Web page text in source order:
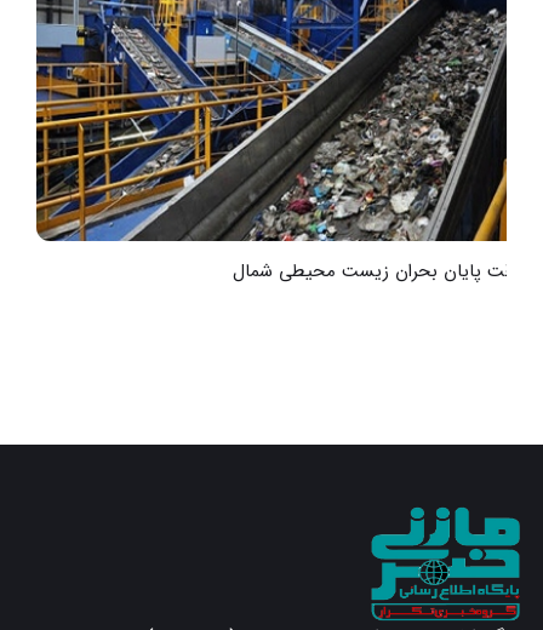
به‌وقت پایان بحران زیست محیطی شمال